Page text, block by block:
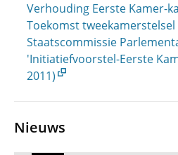
Verhouding Eerste Kamer-
Toekomst tweekamerstelsel
Staatscommissie
'Initiatiefvoorstel-Eerste
2011)
Nieuws